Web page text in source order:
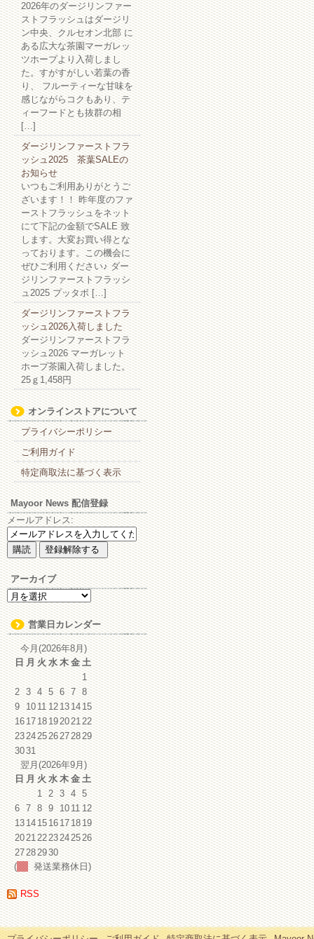
2026年のダージリンファー
ストフラッシュはダージリ
ン中央、クルセオン北部 に
ある広大な茶園マーガレッ
ツホープより入荷しまし
た。すがすがしい若葉の香
り、 フルーティーな甘味を
感じながらコクもあり、テ
ィーフードとも抜群の相
[…]
ダージリンファーストフラ
ッシュ2025 茶葉SALEの
お知らせ
いつもご利用ありがとうご
ざいます！！ 昨年度のファ
ーストフラッシュをネット
にて下記の金額でSALE 致
します。大変お買い得とな
っております。この機会に
ぜひご利用ください♪ ダー
ジリンファーストフラッシ
ュ2025 プッタボ […]
ダージリンファーストフラ
ッシュ2026入荷しました
ダージリンファーストフラ
ッシュ2026 マーガレット
ホープ茶園入荷しました。
25ｇ1,458円
オンラインストアについて
プライバシーポリシー
ご利用ガイド
特定商取法に基づく表示
Mayoor News 配信登録
メールアドレス:
アーカイブ
ア
ー
カ
イ
ブ
営業日カレンダー
今月(2026年8月)
日 月 火 水 木 金 土
1
2 3 4 5 6 7 8
9 1011 12131415
16171819202122
23242526272829
3031
翌月(2026年9月)
日 月 火 水 木 金 土
1 2 3 4 5
6 7 8 9 1011 12
13141516171819
20212223242526
27282930
(
発送業務休日)
RSS